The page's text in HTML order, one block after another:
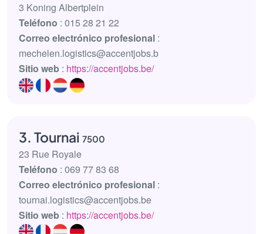
3 Koning Albertplein
Teléfono : 015 28 21 22
Correo electrónico profesional :
mechelen.logistics@accentjobs.b
Sitio web : https://accentjobs.be/
3. Tournai 7500
23 Rue Royale
Teléfono : 069 77 83 68
Correo electrónico profesional :
tournai.logistics@accentjobs.be
Sitio web : https://accentjobs.be/